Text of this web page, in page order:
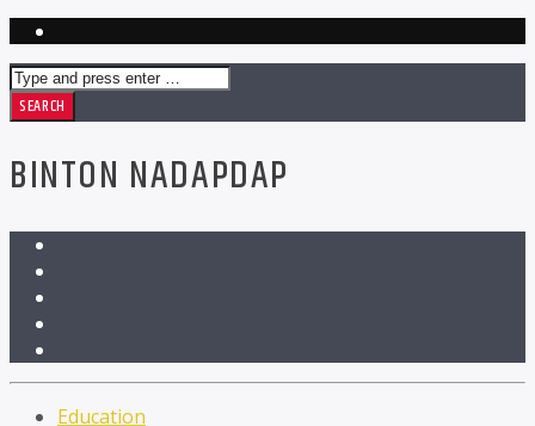
BINTON NADAPDAP
Education